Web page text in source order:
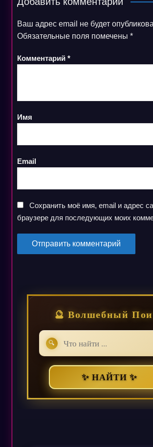
Ваш адрес email не будет
Обязательные поля помечены *
Комментарий *
Имя
Email
Сохранить моё имя, email и адрес
браузере для последующих моих
🔮 Волшебный
🔍
✨ НАЙТИ ✨